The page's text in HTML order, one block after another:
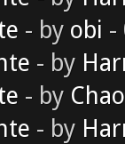
- by obi -
- by
- by
- by